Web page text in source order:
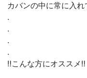
カバンの中に常に入れ
.
.
.
.
‼️こんな方にオススメ‼️